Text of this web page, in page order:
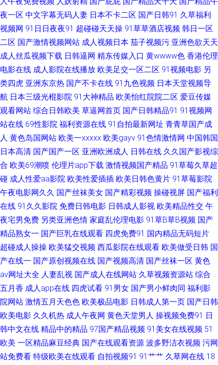
在线 91视频熟女 92AV免费看 亚洲αv二区 久久亚州视频 91最新视频在线观
国产成人精品欧 国产一区二 九1网页免费版 蜜臀AV福利 夜夜涩日韩好涩夜
夜撸 91国产极品丝袜女 91精品论理 97资源共享 91视频完整版 91蝌蚪色情
91牛视频网址 91大神看片网 TS国产视频在线看 97香焦 成人不卡a12 国产精
品午夜av 豆花视频91在线观看 玖玖偷拍网 欧美日韩国产激情视频 精品在线
本亚洲国产婷婷 四虎影库www麻豆 日韩无螥 日韩操逼一区二区 日本三级
com 有码se 豆花wwwAVcom 大香蕉草伊人 91香蕉传媒 91九色蚪窝人妻 91
精品视频入口 影音先锋黑丝高跟 四虎青青WWW 最新伦理片av 国产第123页
欧美性爱一级在线观看 91视频高清免费在线播放 九一在线观看 久草福利资
源在玷 九九精品免费视频 狼友视频91视频 日韩国产欧美性爱免费 色涩亚洲
人人爱av网 久久福利一二区 亚洲久久 91视频网址大全 99久久在线 韩日亚洲
欧美 久久九九 福利二区第一页 成人传媒视频网站大全 AV直通车永久网站 91
网站在线观看18 91在线色 99热碰碰热精品 91中韩大片 97自拍97在线视频
夜一区 中文字幕无码人妻 日本不卡二区 国产日韩91 久草福利
视频网 91日日夜夜91 超碰碰天天操 91草草酒店视频 韩日一区
二区 国产激情视频网站 成人视频日本 茄子视频污 亚洲色欲天天
成人丝瓜视频下载 日韩逼网 精东传媒入口 黄wwww色 香港伦理
电影在线 成人影院在线播放 欧美足交一区二区 91视频电影 另
类四虎 亚洲东京热 国产不卡在线 91九色视频 日本天堂视频导
航 日本三级光棍影院 91大神精品 欧美怡红院院二区 爱豆传媒
观看网站 综合日韩欧美 草逼网首页 国产日韩精品91 91视频网
站在线 69性影院 福利资源在线 91自拍最新网址 青青草国产成
人 黄色岛国网站 欧美一xxxxx 欧美gayv 91色情激情网 中国韩国
日本高清 国产国产一区 亚洲欧洲成人 日韩在线 久久国产影视综
合 欧美69潮喷 伦理片app下载 激情视频国产精品 91草莓久草超
碰 成人性爱aa影院 欧美性爱插插 欧美日韩色黄片 91草莓影院
午夜电影网久久 国产丝袜美女 国产精彩视频 操碰视屏 国产福利
在线 91久久影院 免费日韩电影 日韩成人影视 欧美精品性交 午
夜宅男免费 另类亚洲色情 家庭乱伦理电影 91草B草B视频 国产
精品熟女一 国产巨乳在线观看 四虎免费91 国内精品无码短片
超碰成人操操 欧美猛交视频 西瓜影院在线观看 欧美做受日韩 国
产在线一 国产原创视频在线 国产视频高清 国产丝袜一区 黄色
av网址大全 人妻乱视 国产成人在线网站 久草视频资源站 综合
五月香 成人app在线 四虎试看 91男女 国产男小鲜肉同 福利影
院网站 激情五月天色色 欧美极品电影 日韩成人第一页 国产日韩
欧美电影 久久机热 成人午夜网 黄色天堂男人 操视频免费91 日
韩中文在线 精品中的精品 97国产精品视频 91美女在线视频 51
欧美 一区精品麻豆经典 国产在线观看资源 波多野洁衣视频 污网
站免费看 特级欧美在线观看 自拍视频91 91艹艹 久草网在线 18